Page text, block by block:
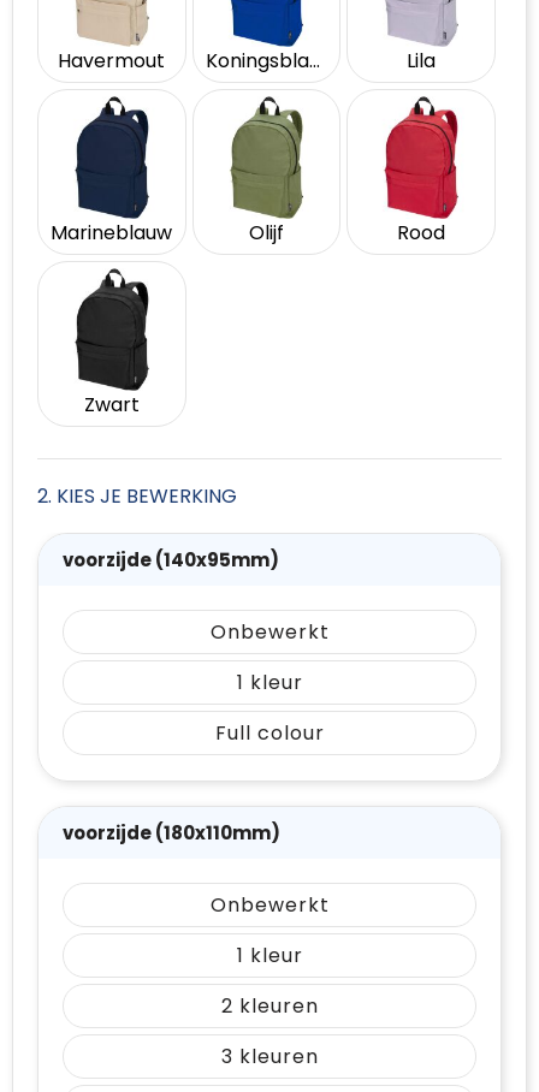
Havermout Koningsblauw Lila
Marineblauw Olijf Rood
Zwart
2. KIES JE BEWERKING
voorzijde (140x95mm)
Onbewerkt
1
Full colour
voorzijde (180x110mm)
Onbewerkt
1
2
3